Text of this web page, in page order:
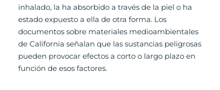
inhalado, la ha absorbido a través de la piel o ha
estado expuesto a ella de otra forma. Los
documentos sobre materiales medioambientales
de California señalan que las sustancias peligrosas
pueden provocar efectos a corto o largo plazo en
función de esos factores.